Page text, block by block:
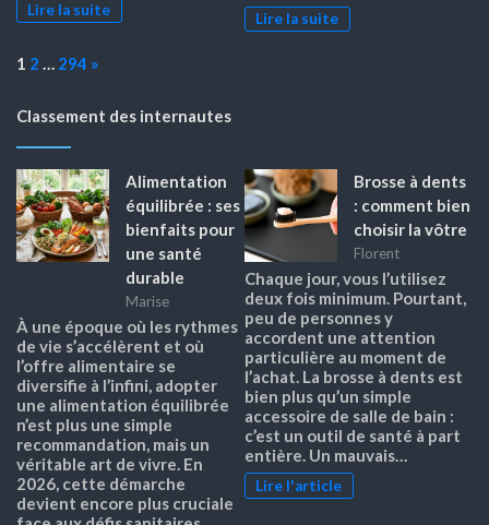
Lire la suite Lire la suite
Page:
1 2 … 294 Next
»
Classement des internautes
Alimentation
équilibrée : ses
bienfaits pour
une santé
durable
Marise
À une époque où les rythmes
de vie s’accélèrent et où
l’offre alimentaire se
diversifie à l’infini, adopter
une alimentation équilibrée
n’est plus une simple
recommandation, mais un
véritable art de vivre. En
2026, cette démarche
devient encore plus cruciale
Brosse à dents
: comment bien
choisir la vôtre
Florent
Chaque jour, vous l’utilisez
deux fois minimum. Pourtant,
peu de personnes y
accordent une attention
particulière au moment de
l’achat. La brosse à dents est
bien plus qu’un simple
accessoire de salle de bain :
c’est un outil de santé à part
entière. Un mauvais…
Lire l'article